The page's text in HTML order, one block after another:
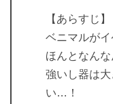
【あらすじ】
ベニマルがイ
ほんとなん
強いし器は
い…！